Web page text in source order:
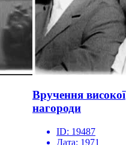
Вручення високої
нагороди
ID: 19487
Дата: 1971